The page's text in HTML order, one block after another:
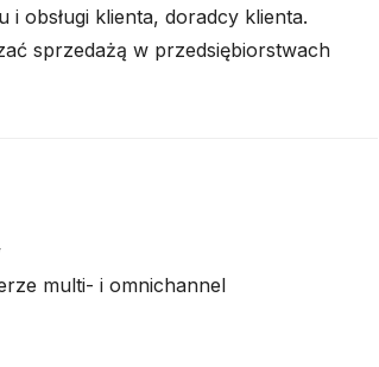
i obsługi klienta, doradcy klienta.
sprzedażą w przedsiębiorstwach
multi- i omnichannel